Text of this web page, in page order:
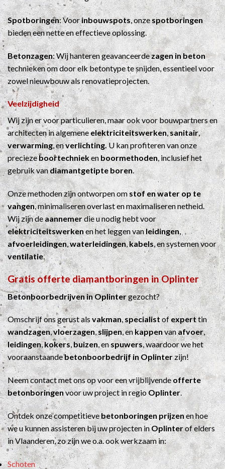
Spotboringen: Voorinbouwspots, onzespotboringen
bieden een nette en effectieve oplossing.
Betonzagen: Wij hanteren geavanceerde zagen in beton
technieken om door elk betontype te snijden, essentieel voor
zowel nieuwbouw als renovatieprojecten.
Veelzijdigheid
Wij zijn er voor particulieren, maar ook voor bouwpartners en
architecten in algemeneelektriciteitswerken,sanitair,
verwarming, enverlichting.U kan profiteren van onze
preciezeboortechniekenboormethoden, inclusief het
gebruik vandiamantgetipte boren.
Onze methoden zijn ontworpen omstof en water op te
vangen, minimaliseren overlast en maximaliseren netheid.
Wij zijn deaannemerdie u nodig hebt voor
elektriciteitswerkenen het leggen vanleidingen,
afvoerleidingen,waterleidingen,kabels, en systemen voor
ventilatie.
Gratis offerte diamantboringen in Oplinter
Betonboorbedrijven in Oplintergezocht?
Omschrijf ons gerust alsvakman,specialistofexperttin
wandzagen,vloerzagen,slijpen, enkappenvanafvoer,
leidingen,kokers,buizen, enspuwers, waardoor we het
vooraanstaandebetonboorbedrijf in Oplinterzijn!
Neem contact met ons op voor een vrijblijvendeofferte
betonboringenvoor uw project in regio Oplinter.
Ontdek onze competitievebetonboringen prijzenen hoe
we u kunnen assisteren bij uw projecten inOplinterof elders
in Vlaanderen, zo zijn we o.a. ook werkzaam in:
Schoten